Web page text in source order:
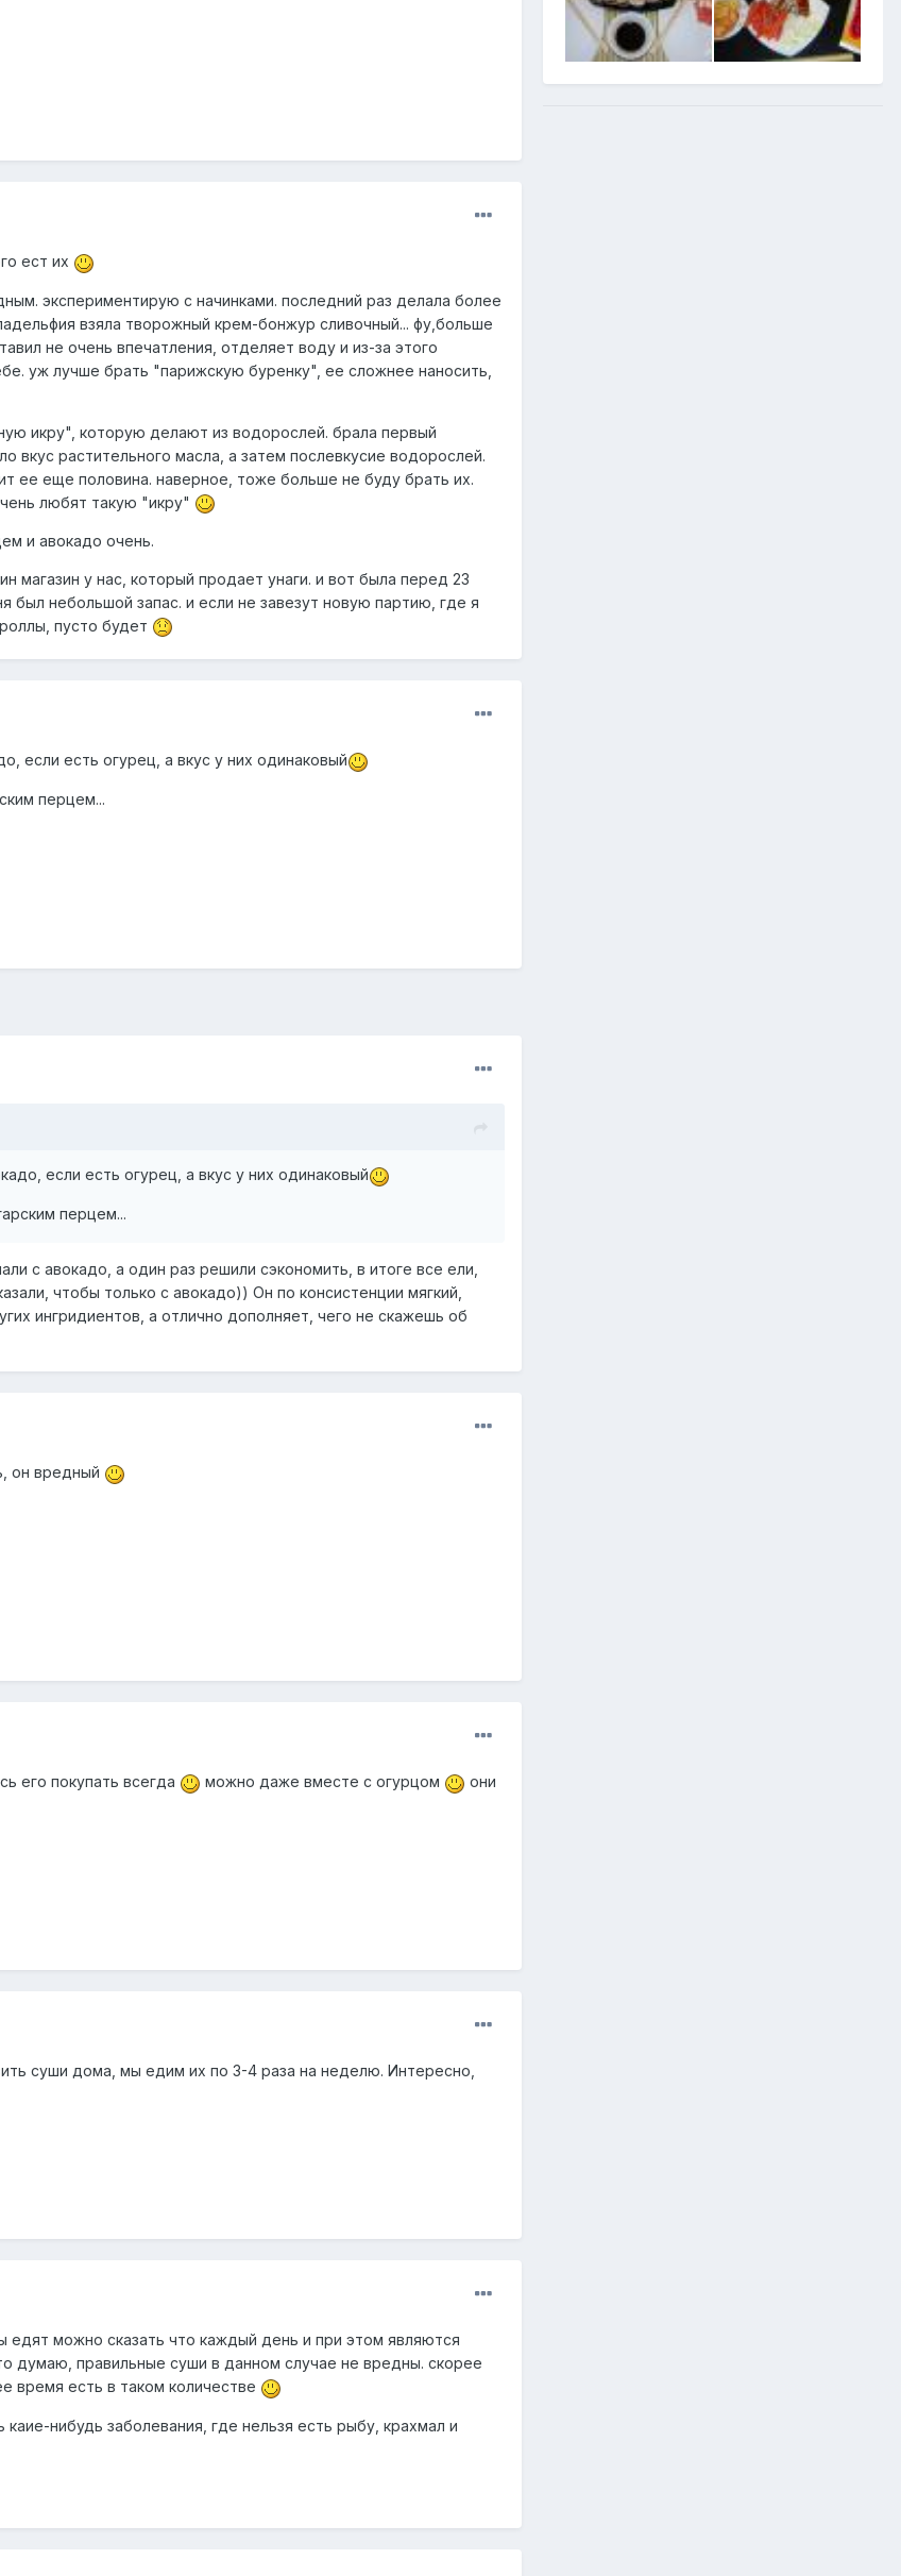
ест их
экспериментирую с начинками. последний раз делала более
взяла творожный крем-бонжур сливочный... фу,больше
не очень впечатления, отделяет воду и из-за этого
уж лучше брать "парижскую буренку", ее сложнее наносить,
икру", которую делают из водорослей. брала первый
вкус растительного масла, а затем послевкусие водорослей.
ее еще половина. наверное, тоже больше не буду брать их.
любят такую "икру"
и авокадо очень.
магазин у нас, который продает унаги. и вот была перед 23
был небольшой запас. и если не завезут новую партию, где я
пусто будет
если есть огурец, а вкус у них одинаковый
перцем...
если есть огурец, а вкус у них одинаковый
перцем...
с авокадо, а один раз решили сэкономить, в итоге все ели,
чтобы только с авокадо)) Он по консистенции мягкий,
ингридиентов, а отлично дополняет, чего не скажешь об
он вредный
его покупать всегда можно даже вместе с огурцом
они
суши дома, мы едим их по 3-4 раза на неделю. Интересно,
едят можно сказать что каждый день и при этом являются
думаю, правильные суши в данном случае не вредны. скорее
время есть в таком количестве
нибудь заболевания, где нельзя есть рыбу, крахмал и